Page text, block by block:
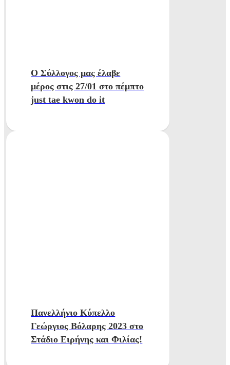
Ο Σύλλογος μας έλαβε
μέρος στις 27/01 στο πέμπτο
just tae kwon do it
Πανελλήνιο Κύπελλο
Γεώργιος Βόλαρης 2023 στο
Στάδιο Ειρήνης και Φιλίας!